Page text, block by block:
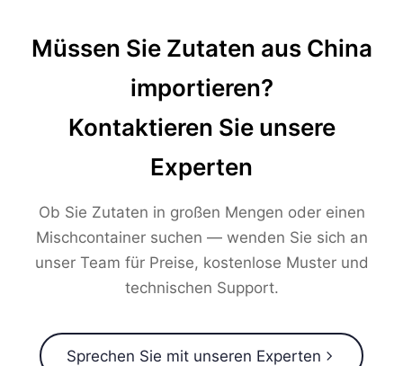
Müssen Sie Zutaten aus China
importieren?
Kontaktieren Sie unsere
Experten
Ob Sie Zutaten in großen Mengen oder einen
Mischcontainer suchen — wenden Sie sich an
unser Team für Preise, kostenlose Muster und
technischen Support.
Sprechen Sie mit unseren Experten